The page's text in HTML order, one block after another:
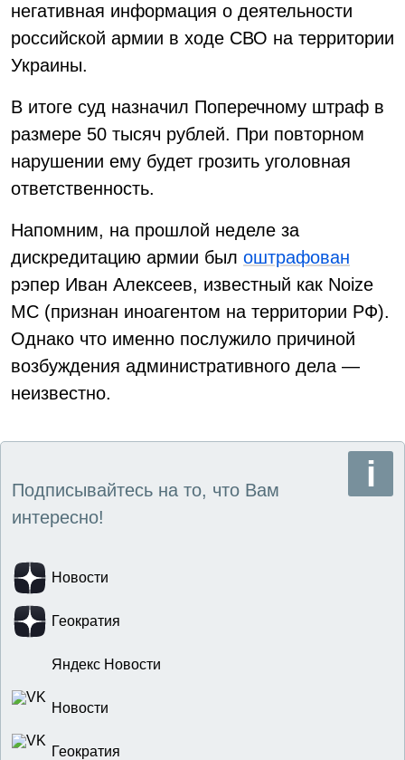
негативная информация о деятельности
российской армии в ходе СВО на территории
Украины.
В итоге суд назначил Поперечному штраф в
размере 50 тысяч рублей. При повторном
нарушении ему будет грозить уголовная
ответственность.
Напомним, на прошлой неделе за
дискредитацию армии был оштрафован
рэпер Иван Алексеев, известный как Noize
MC (признан иноагентом на территории РФ).
Однако что именно послужило причиной
возбуждения административного дела —
неизвестно.
Подписывайтесь на то, что Вам
интересно!
Новости
Геократия
Яндекс Новости
Новости
Геократия